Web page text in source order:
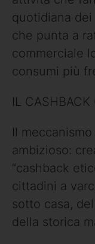
quotidiana
che punta a
commerciale
consumi più
IL CASHBACK
Il
ambizioso:
“cashback
cittadini a
sotto casa,
della storica